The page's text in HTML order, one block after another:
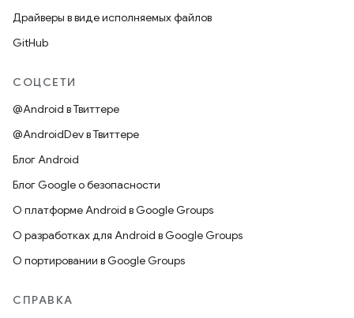
Драйверы в виде исполняемых файлов
GitHub
СОЦСЕТИ
@Android в Твиттере
@AndroidDev в Твиттере
Блог Android
Блог Google о безопасности
О платформе Android в Google Groups
О разработках для Android в Google Groups
О портировании в Google Groups
СПРАВКА